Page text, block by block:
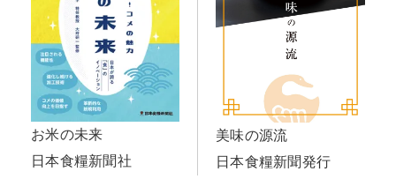
お米の未来
日本食糧新聞社
美味の源流
日本食糧新聞発行